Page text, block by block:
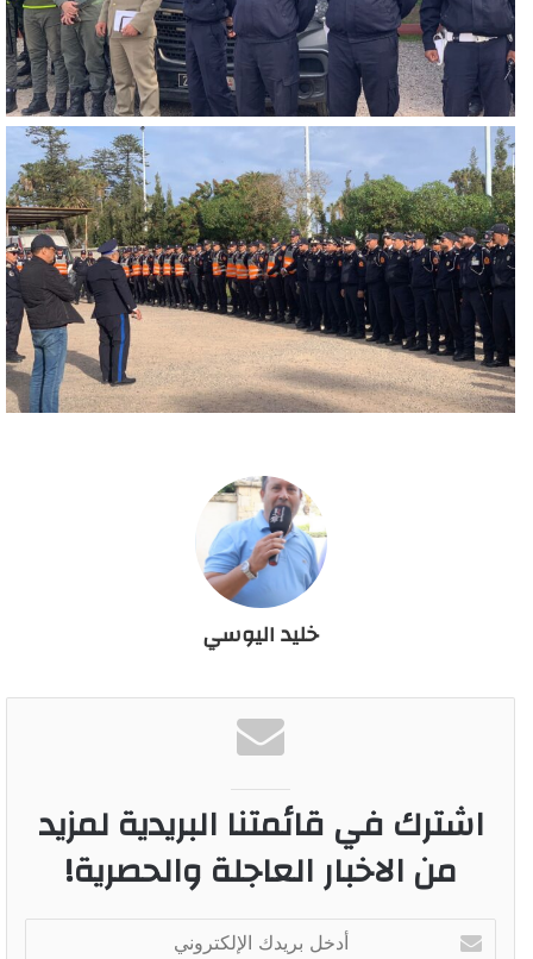
خليد اليوسي
اشترك في قائمتنا البريدية لمزيد
من الاخبار العاجلة والحصرية!